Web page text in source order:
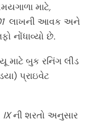
માટે,
લાખની આવક અને
નોંધાવ્યો છે.
માટે બુક રનિંગ લીડ
પ્રાઇવેટ
IXની શરતો અનુસાર